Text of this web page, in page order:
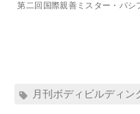
第二回国際親善ミスター・パ
月刊ボディビルディン